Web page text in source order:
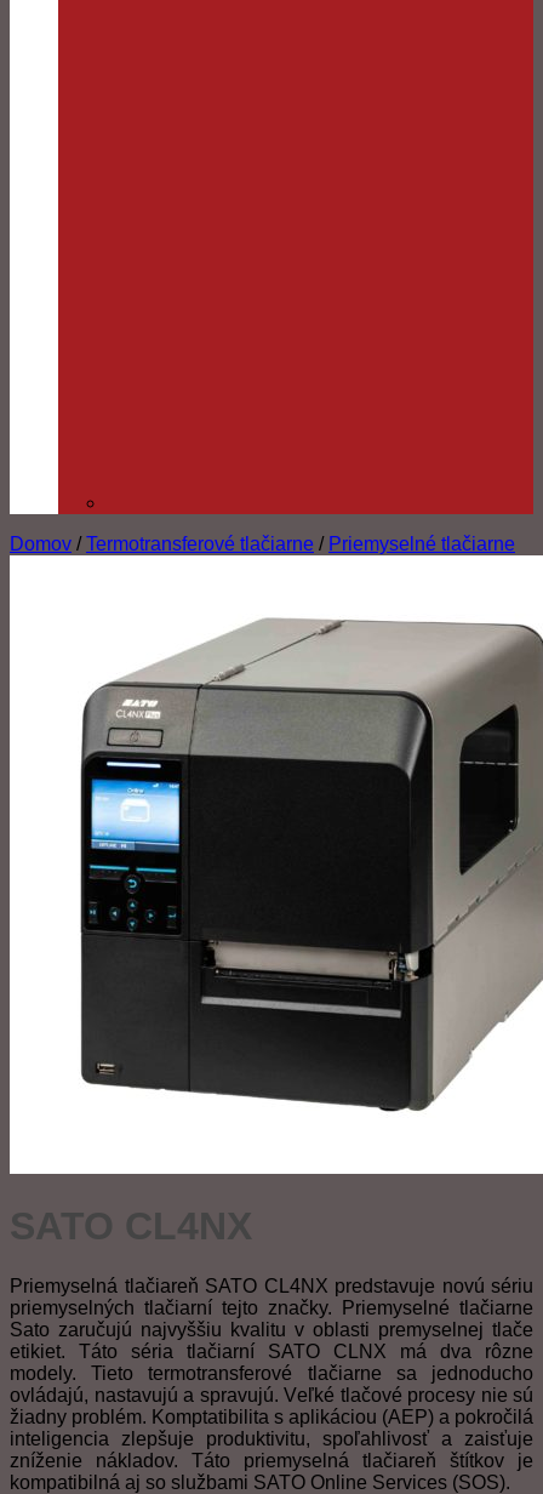
Domov / Termotransferové tlačiarne / Priemyselné tlačiarne
SATO CL4NX
Priemyselná tlačiareň SATO CL4NX predstavuje novú sériu
priemyselných tlačiarní tejto značky. Priemyselné tlačiarne
Sato zaručujú najvyššiu kvalitu v oblasti premyselnej tlače
etikiet. Táto séria tlačiarní SATO CLNX má dva rôzne
modely. Tieto termotransferové tlačiarne sa jednoducho
ovládajú, nastavujú a spravujú. Ve ľké tlačové procesy nie sú
žiadny problém. Komptatibilita s aplikáciou (AEP) a pokročilá
inteligencia zlepšuje produktivitu, spo ľahlivosť a zaisťuje
zníženie nákladov. Táto priemyselná tlačiareň štítkov je
kompatibilná aj so službami SATO Online Services (SOS).